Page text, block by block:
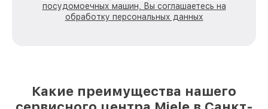
посудомоечных машин, Вы соглашаетесь на
обработку персональных данных
Какие преимущества нашего